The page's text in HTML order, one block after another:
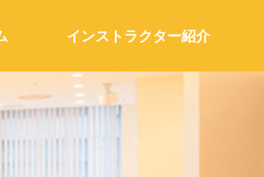
インストラクター紹介